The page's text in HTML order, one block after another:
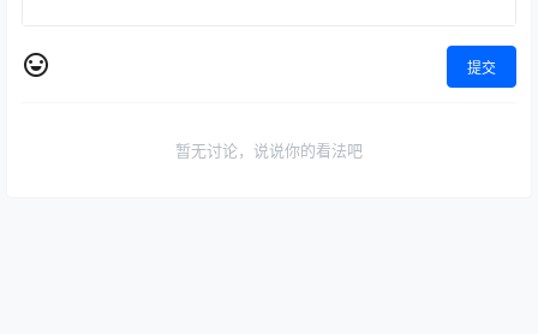
提交
暂无讨论，说说你的看法吧